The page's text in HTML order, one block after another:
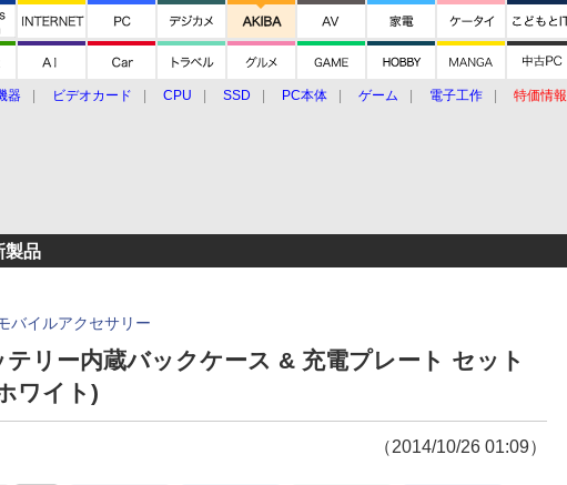
器 ビデオカード CPU SSD PC本体 ゲーム 電子工作 特価情報
製品
バイルアクセサリー
テリー内蔵バックケース & 充電プレート セット
ワイト)
（2014/10/26 01:09）